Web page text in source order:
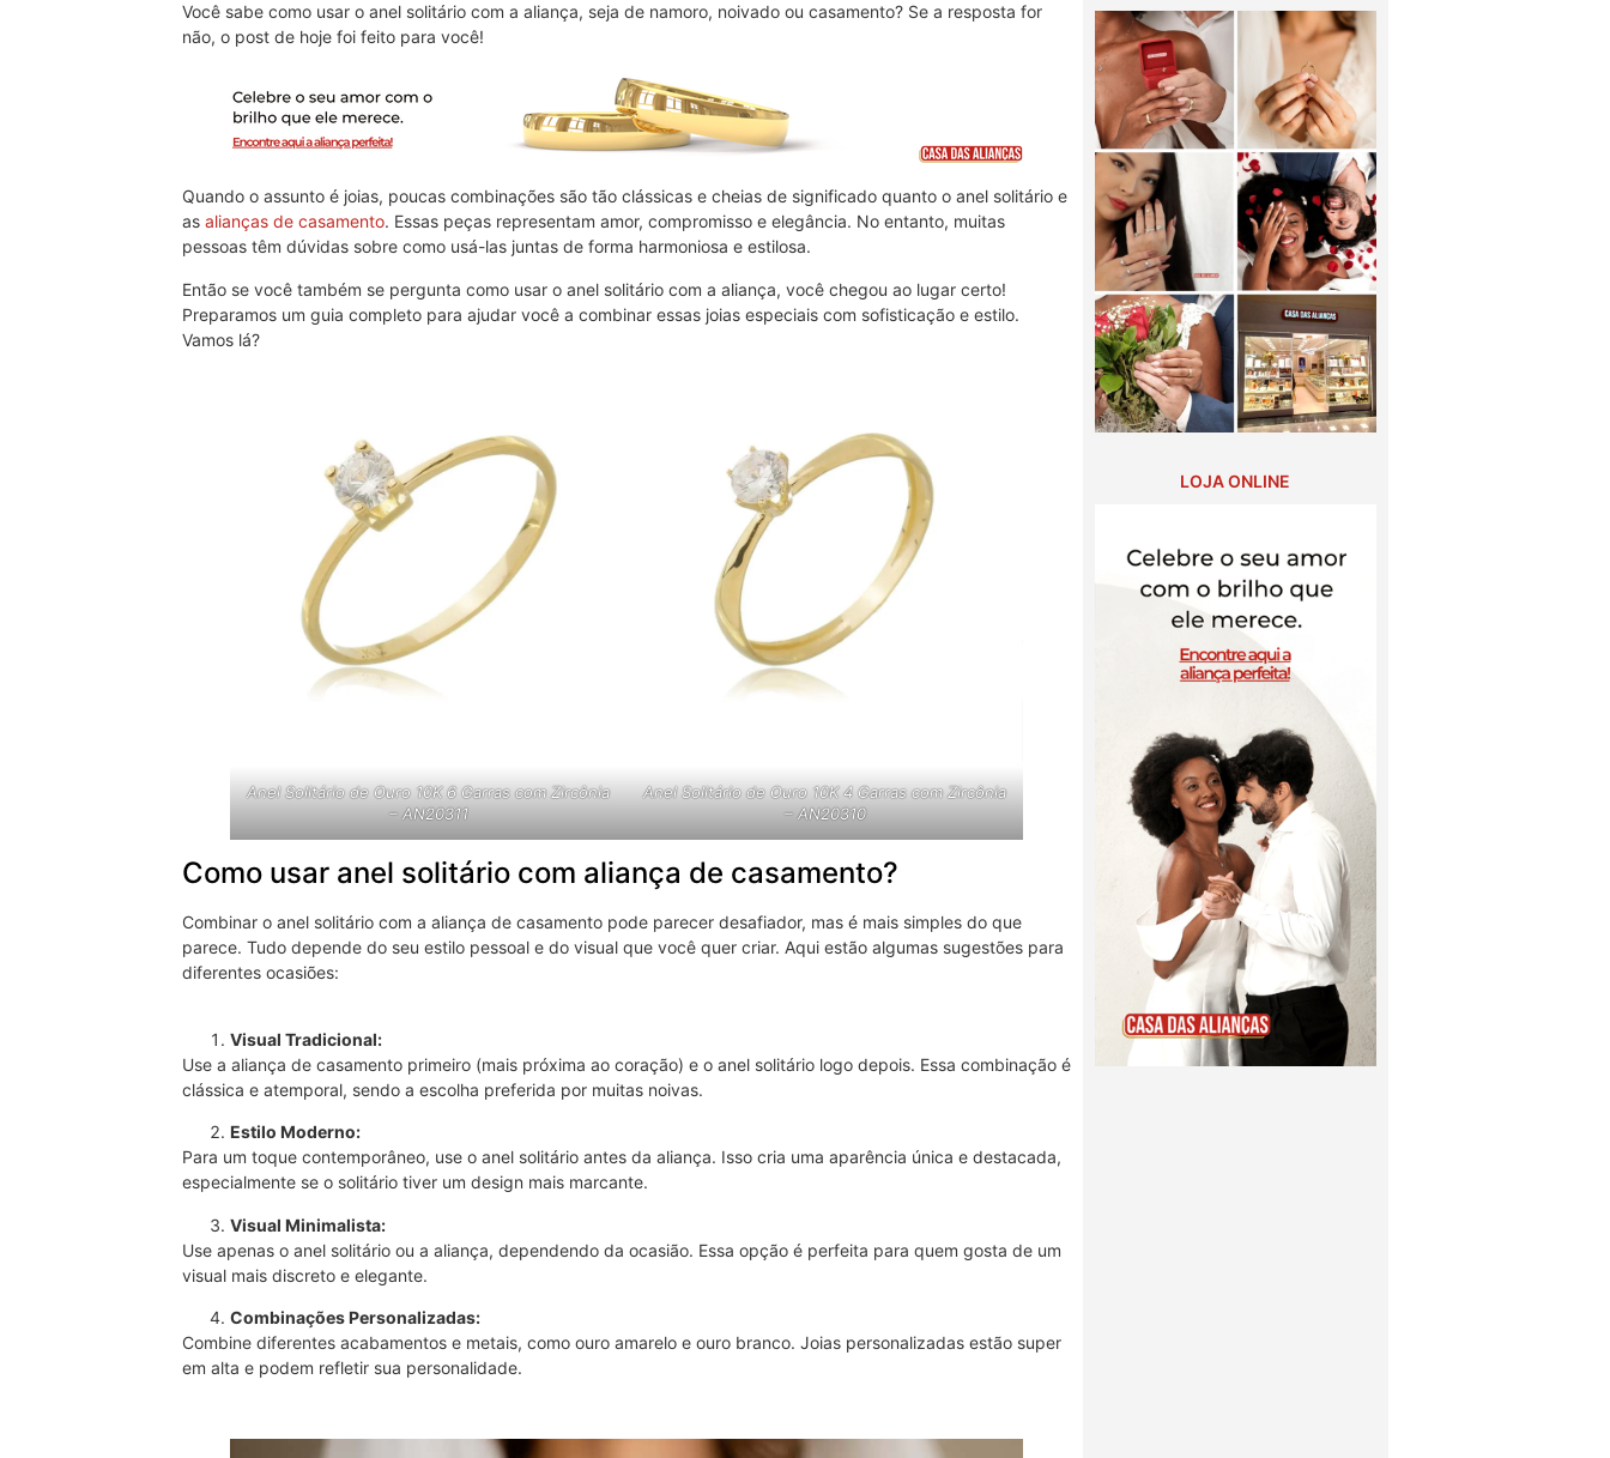
Você sabe como usar o anel solitário com a aliança, seja de namoro, noivado ou casamento? Se a resposta for
não, o post de hoje foi feito para você!
Quando o assunto é joias, poucas combinações são tão clássicas e cheias de significado quanto o anel solitário e
as alianças de casamento. Essas peças representam amor, compromisso e elegância. No entanto, muitas
pessoas têm dúvidas sobre como usá-las juntas de forma harmoniosa e estilosa.
Então se você também se pergunta como usar o anel solitário com a aliança, você chegou ao lugar certo!
Preparamos um guia completo para ajudar você a combinar essas joias especiais com sofisticação e estilo.
Vamos lá?
Anel Solitário de Ouro 10K 6 Garras com Zircônia
– AN20311
Anel Solitário de Ouro 10K 4 Garras com Zircônia
– AN20310
Como usar anel solitário com aliança de casamento?
Combinar o anel solitário com a aliança de casamento pode parecer desafiador, mas é mais simples do que
parece. Tudo depende do seu estilo pessoal e do visual que você quer criar. Aqui estão algumas sugestões para
diferentes ocasiões:
Visual Tradicional:
Use a aliança de casamento primeiro (mais próxima ao coração) e o anel solitário logo depois. Essa combinação é
clássica e atemporal, sendo a escolha preferida por muitas noivas.
Estilo Moderno:
Para um toque contemporâneo, use o anel solitário antes da aliança. Isso cria uma aparência única e destacada,
especialmente se o solitário tiver um design mais marcante.
Visual Minimalista:
Use apenas o anel solitário ou a aliança, dependendo da ocasião. Essa opção é perfeita para quem gosta de um
visual mais discreto e elegante.
Combinações Personalizadas:
Combine diferentes acabamentos e metais, como ouro amarelo e ouro branco. Joias personalizadas estão super
em alta e podem refletir sua personalidade.
LOJA ONLINE